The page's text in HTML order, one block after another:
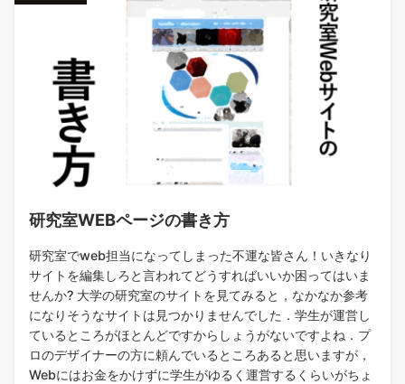
研究室WEBページの書き方
研究室でweb担当になってしまった不運な皆さん！いきなり
サイトを編集しろと言われてどうすればいいか困ってはいま
せんか? 大学の研究室のサイトを見てみると，なかなか参考
になりそうなサイトは見つかりませんでした．学生が運営し
ているところがほとんどですからしょうがないですよね．プ
ロのデザイナーの方に頼んでいるところあると思いますが，
Webにはお金をかけずに学生がゆるく運営するくらいがちょ